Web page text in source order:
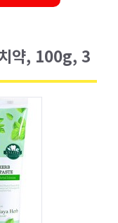
약, 100g, 3